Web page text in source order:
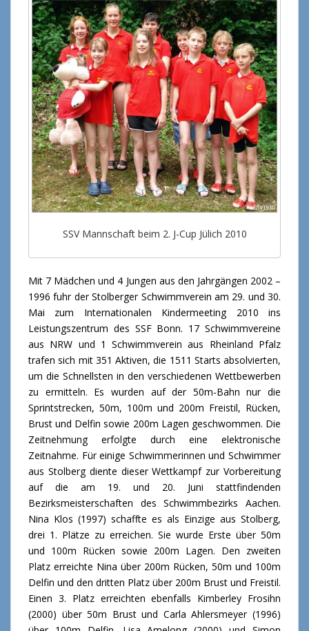
SSV Mannschaft beim 2. J-Cup Jülich 2010
Mit 7 Mädchen und 4 Jungen aus den Jahrgängen 2002 –
1996 fuhr der Stolberger Schwimmverein am 29. und 30.
Mai zum Internationalen Kindermeeting 2010 ins
Leistungszentrum des SSF Bonn. 17 Schwimmvereine
aus NRW und 1 Schwimmverein aus Rheinland Pfalz
trafen sich mit 351 Aktiven, die 1511 Starts absolvierten,
um die Schnellsten in den verschiedenen Wettbewerben
zu ermitteln. Es wurden auf der 50m-Bahn nur die
Sprintstrecken, 50m, 100m und 200m Freistil, Rücken,
Brust und Delfin sowie 200m Lagen geschwommen. Die
Zeitnehmung erfolgte durch eine elektronische
Zeitnahme. Für einige Schwimmerinnen und Schwimmer
aus Stolberg diente dieser Wettkampf zur Vorbereitung
auf die am 19. und 20. Juni stattfindenden
Bezirksmeisterschaften des Schwimmbezirks Aachen.
Nina Klos (1997) schaffte es als Einzige aus Stolberg,
drei 1. Plätze zu erreichen. Sie wurde Erste über 50m
und 100m Rücken sowie 200m Lagen. Den zweiten
Platz erreichte Nina über 200m Rücken, 50m und 100m
Delfin und den dritten Platz über 200m Brust und Freistil.
Einen 3. Platz erreichten ebenfalls Kimberley Frosihn
(2000) über 50m Brust und Carla Ahlersmeyer (1996)